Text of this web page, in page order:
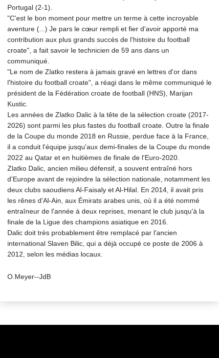
Portugal (2-1).
"C'est le bon moment pour mettre un terme à cette incroyable
aventure (...) Je pars le cœur rempli et fier d'avoir apporté ma
contribution aux plus grands succès de l'histoire du football
croate", a fait savoir le technicien de 59 ans dans un
communiqué.
"Le nom de Zlatko restera à jamais gravé en lettres d'or dans
l'histoire du football croate", a réagi dans le même communiqué le
président de la Fédération croate de football (HNS), Marijan
Kustic.
Les années de Zlatko Dalic à la tête de la sélection croate (2017-
2026) sont parmi les plus fastes du football croate. Outre la finale
de la Coupe du monde 2018 en Russie, perdue face à la France,
il a conduit l'équipe jusqu'aux demi-finales de la Coupe du monde
2022 au Qatar et en huitièmes de finale de l'Euro-2020.
Zlatko Dalic, ancien milieu défensif, a souvent entraîné hors
d'Europe avant de rejoindre la sélection nationale, notamment les
deux clubs saoudiens Al-Faisaly et Al-Hilal. En 2014, il avait pris
les rênes d'Al-Ain, aux Émirats arabes unis, où il a été nommé
entraîneur de l'année à deux reprises, menant le club jusqu'à la
finale de la Ligue des champions asiatique en 2016.
Dalic doit très probablement être remplacé par l'ancien
international Slaven Bilic, qui a déjà occupé ce poste de 2006 à
2012, selon les médias locaux.
O.Meyer--JdB